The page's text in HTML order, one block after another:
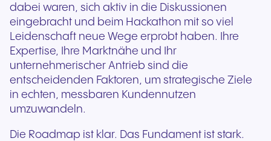
dabei waren, sich aktiv in die Diskussionen
eingebracht und beim Hackathon mit so viel
Leidenschaft neue Wege erprobt haben. Ihre
Expertise, Ihre Marktnähe und Ihr
unternehmerischer Antrieb sind die
entscheidenden Faktoren, um strategische Ziele
in echten, messbaren Kundennutzen
umzuwandeln.
Die Roadmap ist klar. Das Fundament ist stark.